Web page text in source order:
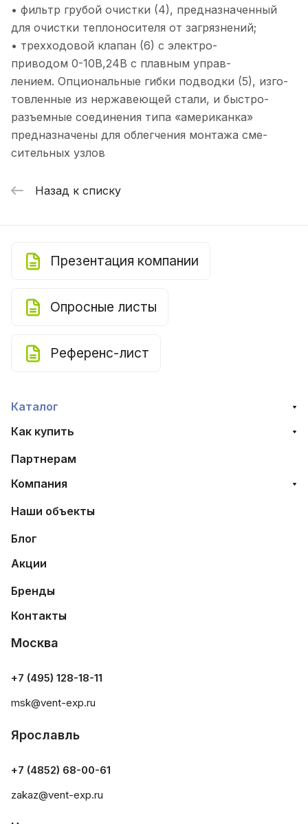
• фильтр грубой очистки (4), предназначенный
для очистки теплоносителя от загрязнений;
• трехходовой клапан (6) с электро-
приводом 0-10В,24В с плавным управ-
лением. Опциональные гибки подводки (5), изго-
товленные из нержавеющей стали, и быстро-
разъемные соединения типа «американка»
предназначены для облегчения монтажа сме-
сительных узлов
Назад к списку
Презентация компании
Опросные листы
Референс-лист
Каталог
Как купить
Партнерам
Компания
Наши объекты
Блог
Акции
Бренды
Контакты
Москва
+7 (495) 128-18-11
msk@vent-exp.ru
Ярославль
+7 (4852) 68-00-61
zakaz@vent-exp.ru